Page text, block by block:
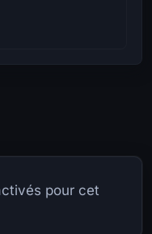
pour cet